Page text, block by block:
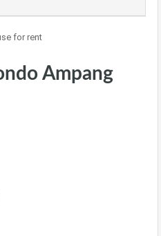
for rent
Ampang